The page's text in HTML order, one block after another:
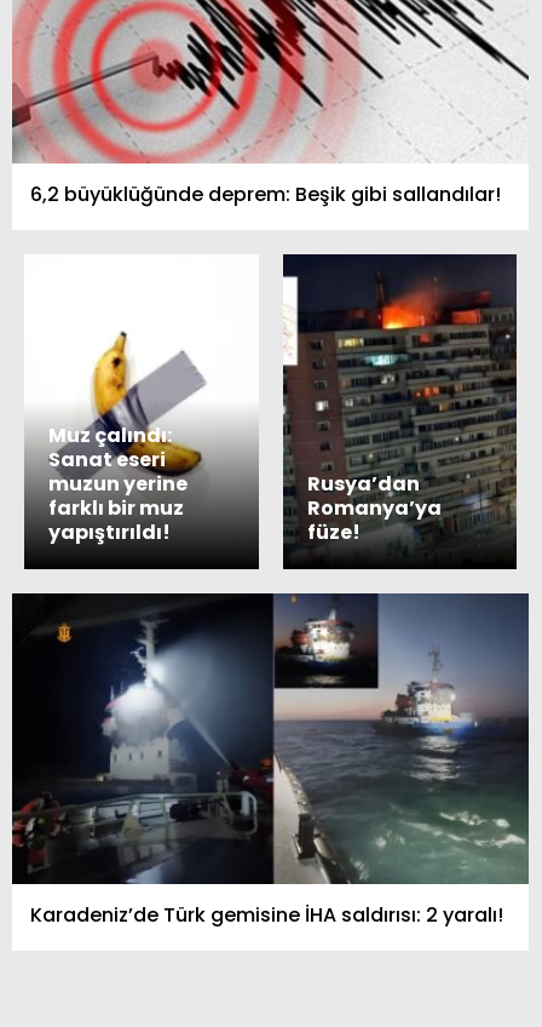
6,2 büyüklüğünde deprem: Beşik gibi sallandılar!
Muz çalındı:
Sanat eseri
muzun yerine
farklı bir muz
yapıştırıldı!
Rusya’dan
Romanya’ya
füze!
Karadeniz’de Türk gemisine İHA saldırısı: 2 yaralı!